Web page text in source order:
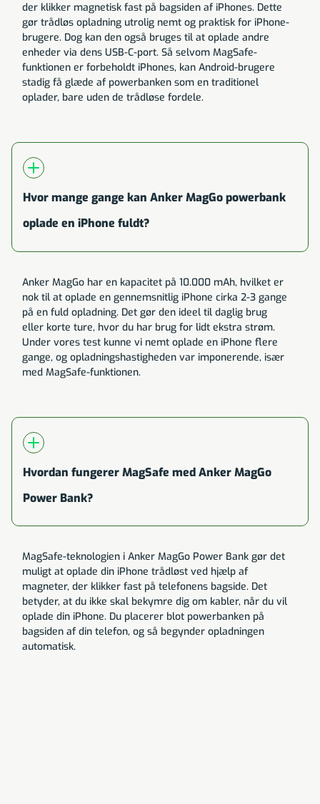
der klikker magnetisk fast på bagsiden af iPhones. Dette
gør trådløs opladning utrolig nemt og praktisk for iPhone-
brugere. Dog kan den også bruges til at oplade andre
enheder via dens USB-C-port. Så selvom MagSafe-
funktionen er forbeholdt iPhones, kan Android-brugere
stadig få glæde af powerbanken som en traditionel
oplader, bare uden de trådløse fordele.
Hvor mange gange kan Anker MagGo powerbank
oplade en iPhone fuldt?
Anker MagGo har en kapacitet på 10.000 mAh, hvilket er
nok til at oplade en gennemsnitlig iPhone cirka 2-3 gange
på en fuld opladning. Det gør den ideel til daglig brug
eller korte ture, hvor du har brug for lidt ekstra strøm.
Under vores test kunne vi nemt oplade en iPhone flere
gange, og opladningshastigheden var imponerende, især
med MagSafe-funktionen.
Hvordan fungerer MagSafe med Anker MagGo
Power Bank?
MagSafe-teknologien i Anker MagGo Power Bank gør det
muligt at oplade din iPhone trådløst ved hjælp af
magneter, der klikker fast på telefonens bagside. Det
betyder, at du ikke skal bekymre dig om kabler, når du vil
oplade din iPhone. Du placerer blot powerbanken på
bagsiden af din telefon, og så begynder opladningen
automatisk.